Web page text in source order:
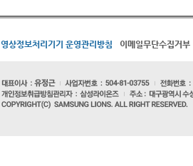
영상정보처리기기 운영관리방침 이메일무단수집거부